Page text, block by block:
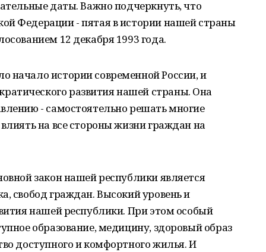
даты. Важно подчеркнуть, что
Федерации - пятая в истории нашей страны
12 декабря 1993 года.
начало истории современной России, и
развития нашей страны. Она
- самостоятельно решать многие
на все стороны жизни граждан на
закон нашей республики является
свобод граждан. Высокий уровень и
нашей республики. При этом особый
образование, медицину, здоровый образ
доступного и комфортного жилья. И